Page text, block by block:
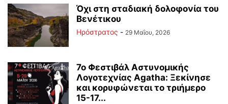
Όχι στη σταδιακή δολοφονία του
Βενέτικου
Ηρόστρατος - 29 Μαΐου, 2026
7ο Φεστιβάλ Αστυνομικής
Λογοτεχνίας Agatha: Ξεκίνησε
και κορυφώνεται το τριήμερο
15-17...